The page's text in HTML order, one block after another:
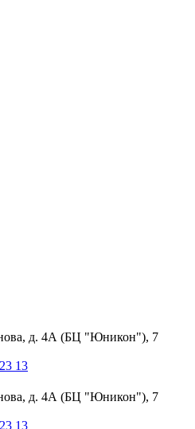
д. 4А (БЦ "Юникон"), 7
13
д. 4А (БЦ "Юникон"), 7
13